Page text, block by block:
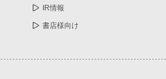
IR情報
書店様向け